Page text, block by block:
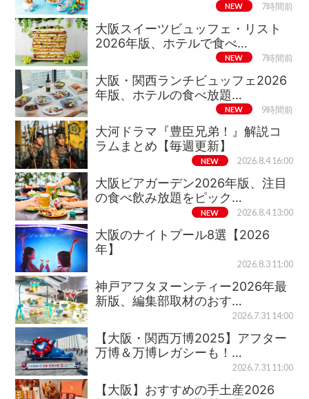
NEW 7時間前
大阪スイーツビュッフェ・リスト
2026年版、ホテルで食べ…
NEW 7時間前
大阪・関西ランチビュッフェ2026
年版、ホテルの食べ放題…
NEW 9時間前
大河ドラマ『豊臣兄弟！』解説コ
ラムまとめ【毎週更新】
NEW 2026.8.4 16:00
大阪ビアガーデン2026年版、注目
の食べ飲み放題をピック…
NEW 2026.8.4 13:00
大阪のナイトプール8選【2026
年】
2026.8.3 11:00
神戸アフタヌーンティー2026年最
新版、編集部取材のおす…
2026.7.31 14:00
【大阪・関西万博2025】アフター
万博＆万博レガシーも！…
2026.7.31 11:00
【大阪】おすすめの手土産2026